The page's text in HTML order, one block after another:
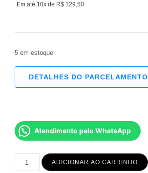
Em até 10x de R$ 129,50
5 em estoque
DETALHES DO PARCELAMENTO
Atendimento pelo WhatsApp
ADICIONAR AO CARRINHO